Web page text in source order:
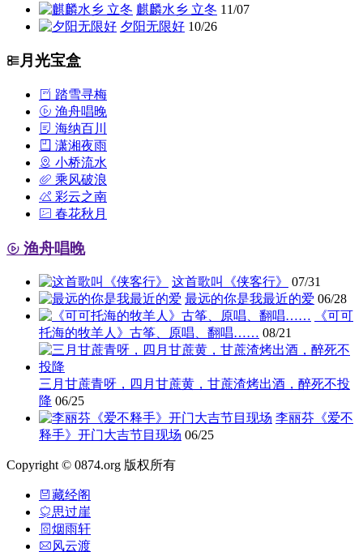
麒麟水乡 立冬 11/07
夕阳无限好 10/26
月光宝盒
踏雪寻梅
渔舟唱晚
海纳百川
潇湘夜雨
小桥流水
乘风破浪
彩云之南
春花秋月
渔舟唱晚
这首歌叫《侠客行》
07/31
最远的你是我最近的爱 06/28
《可可
托海的牧羊人》古筝、原唱、翻唱…… 08/21
三月甘蔗青呀，四月甘蔗黄，甘蔗渣烤出酒，醉死不投
降 06/25
李丽芬《爱不
释手》开门大吉节目现场 06/25
Copyright © 0874.org 版权所有
藏经阁
思过崖
烟雨轩
风云渡